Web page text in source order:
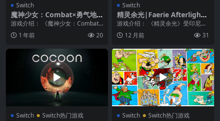
Switch
魔神少女：Combat×勇气地
牢|Brave Dungeon + Dark
游戏介绍： 《魔神少女：Combat×
勇气地牢》是一款将迷宫探索RPG
与策略卡牌...
1 年前 20
Switch
精灵余光|Faerie Afterlight
中文
游戏介绍： 《精灵余光》受印尼哲
学和民间艺术的启发，《精灵余
光》是一款风格优美的...
12 月前 31
Switch Switch热门游戏 Switch Switch热门游戏